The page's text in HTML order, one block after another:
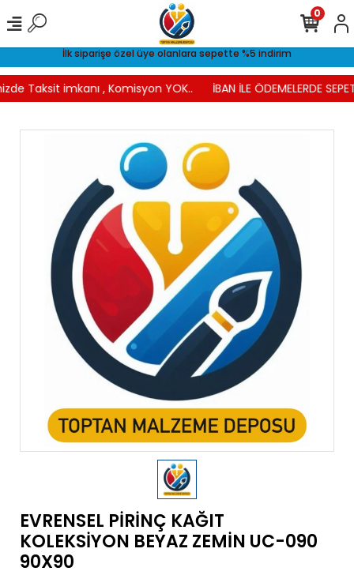
İlk siparişe özel üye olanlara sepette %5 indirim
Taksit imkanı , Komisyon YOK.. İBAN İLE ÖDEMELERDE
0
EVRENSEL PİRİNÇ KAĞIT
KOLEKSİYON BEYAZ ZEMİN UC-090
90X90